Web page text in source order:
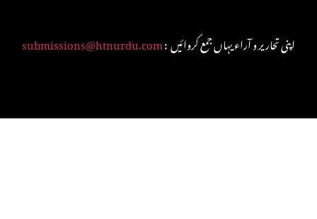
submissions@htnurdu.com : اپنی تحاریر و آراء یہاں جمع کروائیں